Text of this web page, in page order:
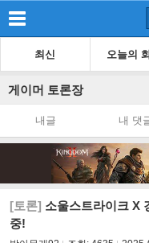
최신 오늘의
게이머 토론장
내글 내 댓
[토론] 소울스트라이크 X
중!